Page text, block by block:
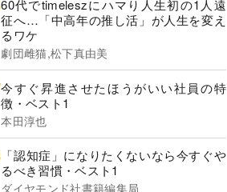
60代でtimeleszにハマり人生初の1人遠
征へ…「中高年の推し活」が人生を変え
るワケ
劇団雌猫,松下真由美
今すぐ昇進させたほうがいい社員の特
徴・ベスト1
本田淳也
「認知症」になりたくないなら今すぐや
るべき習慣・ベスト1
ダイヤモンド社書籍編集局